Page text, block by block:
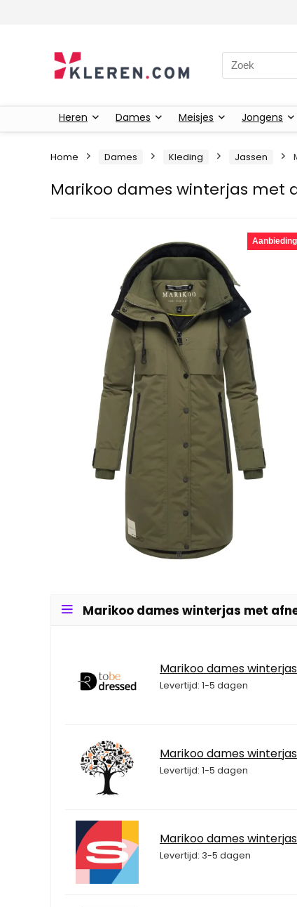
Zoeken naar:
Heren Dames Meisjes Jongens
Home Dames Kleding Jassen
Marikoo dames winterjas met
Marikoo dames winterjas met
Marikoo dames
Levertijd: 1-5 dagen
Marikoo dames
Levertijd: 1-5 dagen
Marikoo dames
Levertijd: 3-5 dagen